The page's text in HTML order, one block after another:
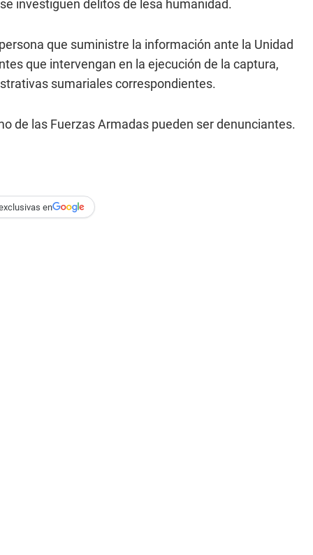
investiguen delitos de lesa humanidad.
que suministre la información ante la Unidad
que intervengan en la ejecución de la captura,
sumariales correspondientes.
de las Fuerzas Armadas pueden ser denunciantes.
en